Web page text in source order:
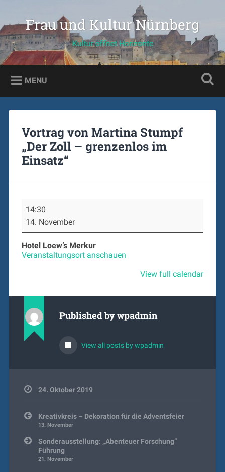
content
SearchFrau und Kultur Nürnberg
Kultur öffnet Horizonte
MENU
Vortrag von Martina Stumpf
„Der Zoll – grenzenlos im
Einsatz“
von
Martina
Stumpf
„Der
Zoll
–
14:30
14. November
Hotel Loew’s Merkur
Veranstaltungsort anschauen
View full calendar
Published bywpadmin
View all posts by wpadmin
24. Oktober 2019
Beitragsnavigation
Kreativkreis – Dekoration für die Adventsfeier
13. November
Sonderausstellung: „Abenteuer Forschung“
Führung
21. November